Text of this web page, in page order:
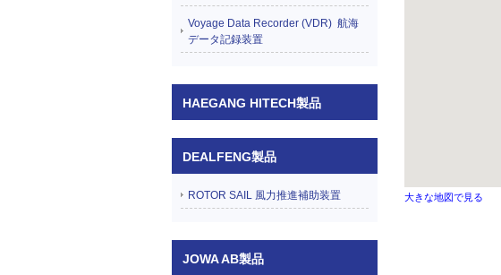
大きな地図で見る
Voyage Data Recorder (VDR) 航海
データ記録装置
HAEGANG HITECH製品
DEALFENG製品
ROTOR SAIL 風力推進補助装置
JOWA AB製品